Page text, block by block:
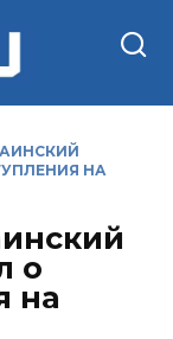
НА
о
на